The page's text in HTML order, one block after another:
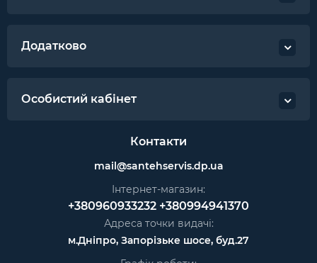
Додатково
Особистий кабінет
Контакти
mail@santehservis.dp.ua
Інтернет-магазин:
+380960933232 +380994941370
Адреса точки видачі:
м.Дніпро, Запорізьке шосе, буд.27